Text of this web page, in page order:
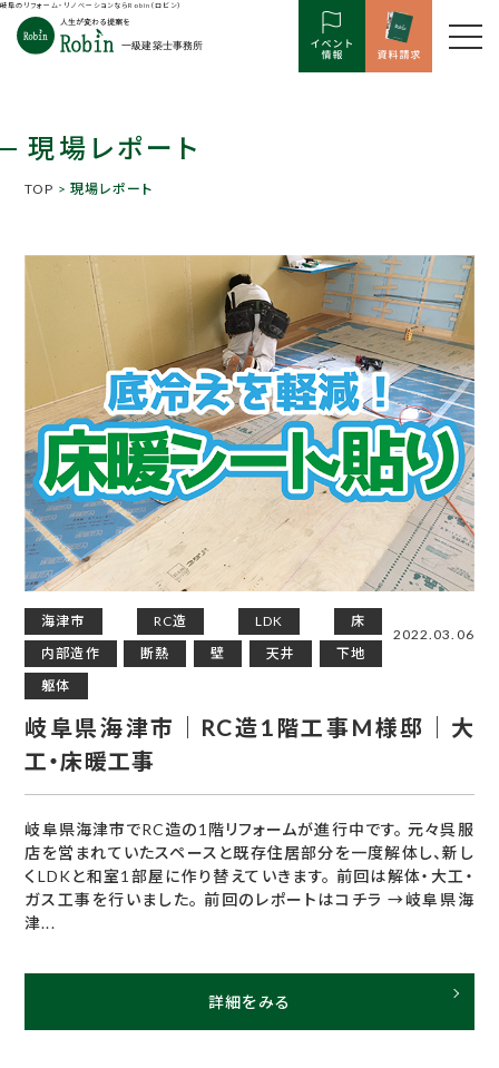
岐阜のリフォーム・リノベーションならRobin（ロビン）
現場レポート
TOP > 現場レポート
海津市 RC造 LDK
床
内部造作
断熱 壁 天井
下地
躯体
2022.03.06
岐阜県海津市｜RC造1階工事M様邸｜大
工・床暖工事
岐阜県海津市でRC造の1階リフォームが進行中です。 元々呉服
店を営まれていたスペースと既存住居部分を一度解体し、新し
くLDKと和室1部屋に作り替えていきます。 前回は解体・大工・
ガス工事を行いました。 前回のレポートはコチラ →岐阜県海
津...
詳細をみる